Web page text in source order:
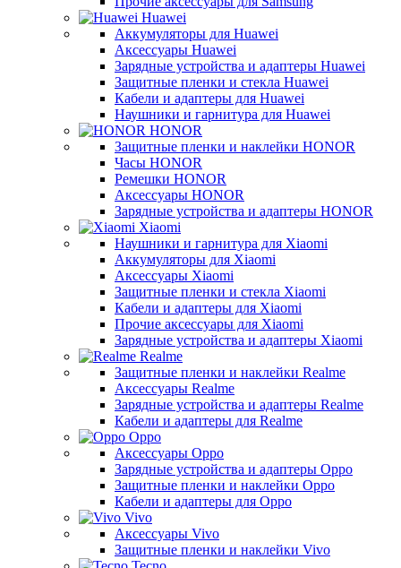
Huawei
Аккумуляторы для Huawei
Аксессуары Huawei
Зарядные устройства и адаптеры Huawei
Защитные пленки и стекла Huawei
Кабели и адаптеры для Huawei
Наушники и гарнитура для Huawei
HONOR
Защитные пленки и наклейки HONOR
Часы HONOR
Ремешки HONOR
Аксессуары HONOR
Зарядные устройства и адаптеры HONOR
Xiaomi
Наушники и гарнитура для Xiaomi
Аккумуляторы для Xiaomi
Аксессуары Xiaomi
Защитные пленки и стекла Xiaomi
Кабели и адаптеры для Xiaomi
Прочие аксессуары для Xiaomi
Зарядные устройства и адаптеры Xiaomi
Realme
Защитные пленки и наклейки Realme
Аксессуары Realme
Зарядные устройства и адаптеры Realme
Кабели и адаптеры для Realme
Oppo
Аксессуары Oppo
Зарядные устройства и адаптеры Oppo
Защитные пленки и наклейки Oppo
Кабели и адаптеры для Oppo
Vivo
Аксессуары Vivo
Защитные пленки и наклейки Vivo